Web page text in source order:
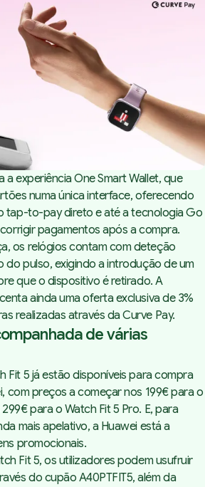
a experiência One Smart Wallet, que
numa única interface, oferecendo
tap-to-pay direto e até a tecnologia Go
pagamentos após a compra.
os relógios contam com deteção
do pulso, exigindo a introdução de um
que o dispositivo é retirado. A
ainda uma oferta exclusiva de 3%
realizadas através da Curve Pay.
de várias
Fit 5 já estão disponíveis para compra
, com preços a começar nos 199€ para o
para o Watch Fit 5 Pro. E, para
mais apelativo, a Huawei está a
promocionais.
Fit 5, os utilizadores podem usufruir
do cupão A40PTFIT5, além da